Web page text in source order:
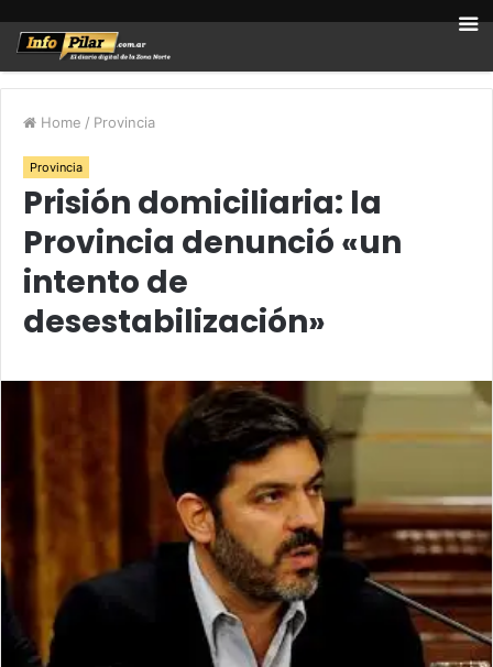
Home / Provincia
Provincia
Prisión domiciliaria: la
Provincia denunció «un
intento de
desestabilización»